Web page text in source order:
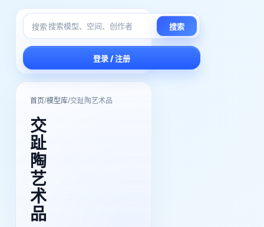
搜索 搜索
登录 / 注册
首页/模型库/交趾陶艺术品
交
趾
陶
艺
术
品